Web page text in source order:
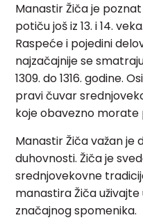
Manastir Žiča je
potiču još iz 13. i 14.
Raspeće i pojedini
najzačajnije se
1309. do 1316. godine.
pravi čuvar
koje obavezno morate
Manastir Žiča važan je
duhovnosti. Žiča je
srednjovekovne
manastira Žiča
značajnog spomenika.